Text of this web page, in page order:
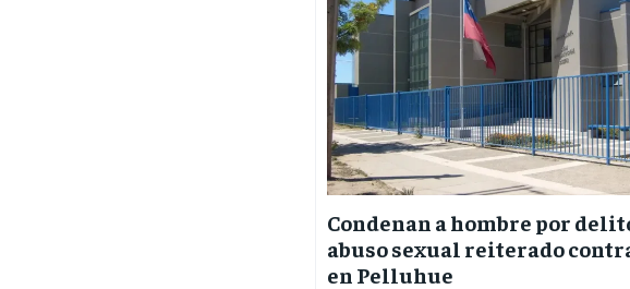
Condenan a hombre por
abuso sexual reiterado
en Pelluhue